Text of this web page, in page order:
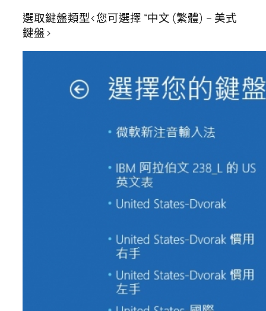
選取鍵盤類型<您可選擇 “中文 (繁體) – 美式
鍵盤>